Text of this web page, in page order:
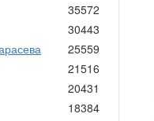
35572
30443
25559
21516
20431
18384